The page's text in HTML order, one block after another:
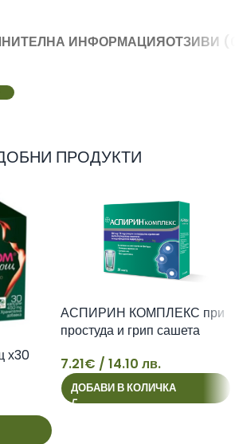
ИНФОРМАЦИЯОТЗИВИ
ПРОДУКТИ
х30
7
АСПИРИН КОМПЛЕКС при
простуда и грип сашета
7.21€ / 14.10 лв.
ДОБАВИ В КОЛИЧКА